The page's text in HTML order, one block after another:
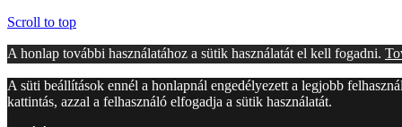
Scroll to top
A honlap további használatához a sütik használatát el kell fogadni.
A süti beállítások ennél a honlapnál engedélyezett a legjobb
kattintás, azzal a felhasználó elfogadja a sütik használatát.